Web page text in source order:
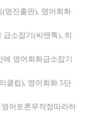
명진출판), 영어회화
소잡기(씨앤톡), 히
영어회화급소잡기
클럽), 영어회화 5단
어토론무작정따라하